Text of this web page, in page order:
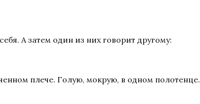
А затем один из них говорит другому:
плече. Голую, мокрую, в одном полотенце.